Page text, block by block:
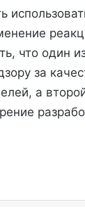
что один
за
а